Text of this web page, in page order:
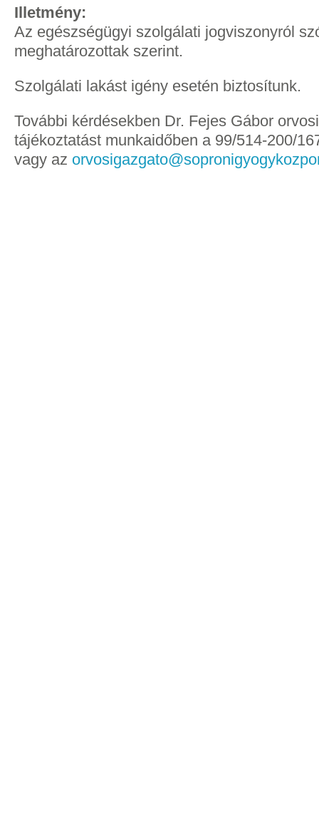
Illetmény:
Az egészségügyi szolgálati jogviszonyról
meghatározottak szerint.
Szolgálati lakást igény esetén biztosítunk.
További kérdésekben Dr. Fejes Gábor
tájékoztatást munkaidőben a 99/514-200/
vagy az